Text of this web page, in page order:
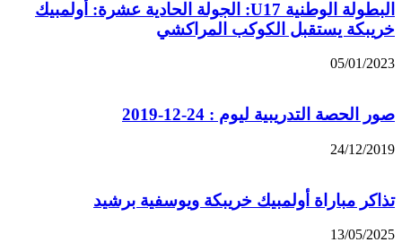
البطولة الوطنية U17: الجولة الحادية عشرة: أولمبيك
خريبكة يستقبل الكوكب المراكشي
05/01/2023
صور الحصة التدريبية ليوم : 24-12-2019
24/12/2019
تذاكر مباراة أولمبيك خريبكة ويوسفية برشيد
13/05/2025